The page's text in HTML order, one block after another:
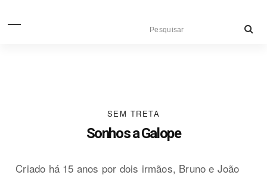
SEM TRETA
Sonhos a Galope
Criado há 15 anos por dois irmãos, Bruno e João